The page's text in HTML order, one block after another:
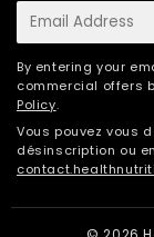
E-
mail
By entering your
commercial offers
Policy.
Vous pouvez vous
désinscription ou